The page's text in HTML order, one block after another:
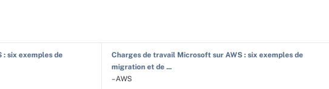
: six exemples de
Charges de travail Microsoft sur AWS : six exemples de
migration et de ...
–AWS